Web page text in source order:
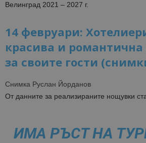
Велинград 2021 – 2027 г.
14 февруари:
красива и
за своите гости
Снимка Руслан Йорданов
От данните за реализираните нощувки
ИМА РЪСТ НА